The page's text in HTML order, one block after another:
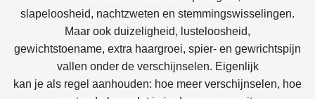
slapeloosheid, nachtzweten en stemmingswisselingen.
Maar ook duizeligheid, lusteloosheid,
gewichtstoename, extra haargroei, spier- en gewrichtspijn
vallen onder de verschijnselen. Eigenlijk
kan je als regel aanhouden: hoe meer verschijnselen, hoe